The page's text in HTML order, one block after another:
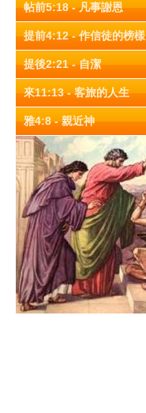
帖前5:18 - 凡事謝恩
提前4:12 - 作信徒的榜樣
提後2:21 - 自潔
來11:13 - 客旅的人生
雅4:8 - 親近神